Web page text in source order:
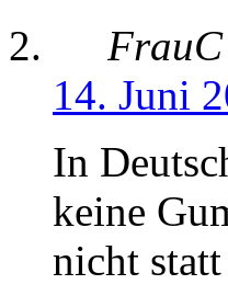
FrauC
14. Juni
In
keine
nicht